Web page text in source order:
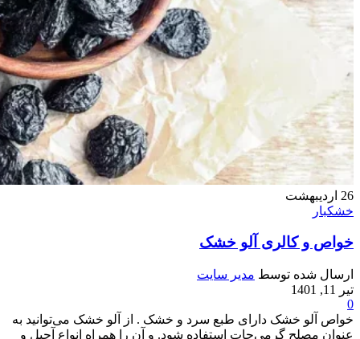
26 اردیبهشت
خشکبار
خواص و کالری آلو خشک
ارسال شده توسط مدیر سایت
تیر 11, 1401
0
خواص آلو خشک دارای طبع سرد و خشک . از آلو خشک می‌توانید به
عنوان مصلح گرمی‌جات استفاده شود. و آن را همراه انواع آجیل و